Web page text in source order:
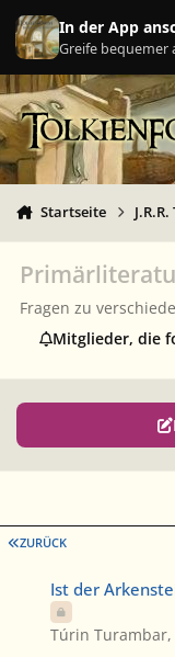
Zu Inhalt springen
In der App
Greife bequemer
Startseite
Fragen zu
Mitglieder, die
ERSTE SEITE
ZURÜCK
Ist der
Túrin Turambar,